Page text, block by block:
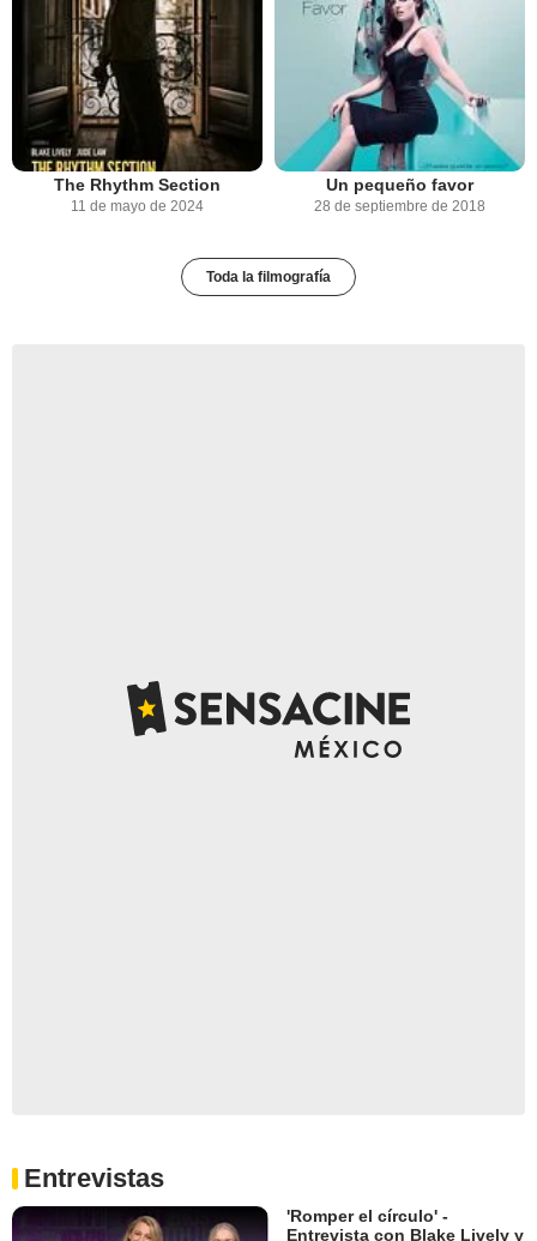
The Rhythm Section
11 de mayo de 2024
Un pequeño favor
28 de septiembre de 2018
Toda la filmografía
Entrevistas
'Romper el círculo' -
Entrevista con Blake Lively y